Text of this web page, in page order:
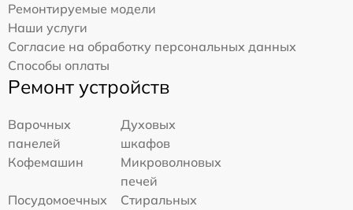
Ремонтируемые модели
Наши услуги
Согласие на обработку персональных данных
Способы оплаты
Ремонт устройств
Варочных
панелей
Духовых
шкафов
Кофемашин
Микроволновых
печей
Посудомоечных
Стиральных